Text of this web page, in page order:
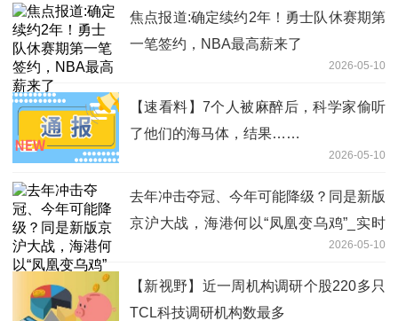
焦点报道:确定续约2年！勇士队休赛期第
一笔签约，NBA最高薪来了
2026-05-10
【速看料】7个人被麻醉后，科学家偷听
了他们的海马体，结果……
2026-05-10
去年冲击夺冠、今年可能降级？同是新版
京沪大战，海港何以“凤凰变乌鸡”_实时
2026-05-10
【新视野】近一周机构调研个股220多只
TCL科技调研机构数最多